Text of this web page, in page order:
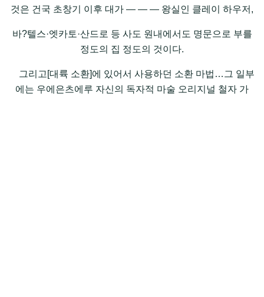
것은 건국 초창기 이후 대가 ― ― ― 왕실인 클레이 하우저,
바?텔스·엣카토·산드로 등 사도 원내에서도 명문으로 부를
정도의 집 정도의 것이다.
그리고[대륙 소환]에 있어서 사용하던 소환 마법…그 일부
에는 우에은츠에루 자신의 독자적 마술 오리지널 철자 가